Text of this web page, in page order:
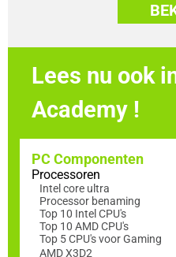
Lees nu ook
Academy !
PC Componenten
Processoren
Intel core ultra
Processor benaming
Top 10 Intel CPU's
Top 10 AMD CPU's
Top 5 CPU's voor Gaming
AMD X3D2